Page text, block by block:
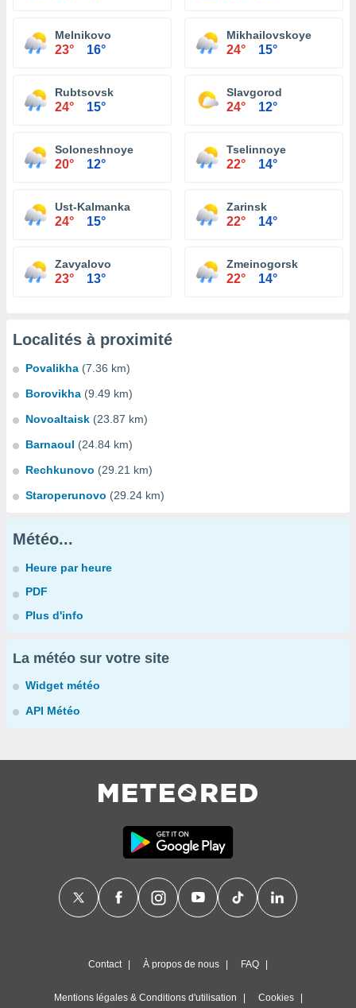
Melnikovo
23° 16°
Mikhailovskoye
24° 15°
Rubtsovsk
24° 15°
Slavgorod
24° 12°
Soloneshnoye
20° 12°
Tselinnoye
22° 14°
Ust-Kalmanka
24° 15°
Zarinsk
22° 14°
Zavyalovo
23° 13°
Zmeinogorsk
22° 14°
Localités à proximité
Povalikha (7.36 km)
Borovikha (9.49 km)
Novoaltaisk (23.87 km)
Barnaoul (24.84 km)
Rechkunovo (29.21 km)
Staroperunovo (29.24 km)
Météo...
Heure par heure
PDF
Plus d'info
La météo sur votre site
Widget météo
API Météo
Contact À propos de nous FAQ
Mentions légales & Conditions d'utilisation Cookies